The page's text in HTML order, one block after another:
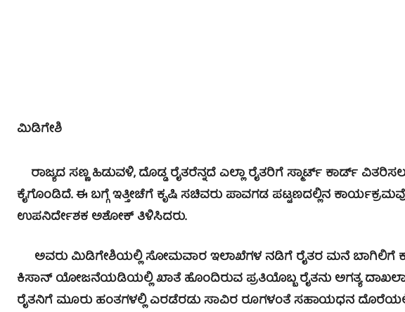
ಮಿಡಿಗೇಶಿ
ರಾಜ್ಯದ ಸಣ್ಣ ಹಿಡುವಳಿ, ದೊಡ್ಡ ರೈತರೆನ್ನದೆ ಎಲ್ಲಾ ರೈತರಿಗೆ ಸ್ಮಾರ್ಟ್ ಕಾರ್ಡ್
ಕೈಗೊಂಡಿದೆ. ಈ ಬಗ್ಗೆ ಇತ್ತೀಚೆಗೆ ಕೃಷಿ ಸಚಿವರು ಪಾವಗಡ ಪಟ್ಟಣದಲ್ಲಿನ
ಉಪನಿರ್ದೇಶಕ ಅಶೋಕ್ ತಿಳಿಸಿದರು.
ಅವರು ಮಿಡಿಗೇಶಿಯಲ್ಲಿ ಸೋಮವಾರ ಇಲಾಖೆಗಳ ನಡಿಗೆ ರೈತರ ಮನೆ ಬಾಗಿಲಿಗೆ
ಕಿಸಾನ್ ಯೋಜನೆಯಡಿಯಲ್ಲಿ ಖಾತೆ ಹೊಂದಿರುವ ಪ್ರತಿಯೊಬ್ಬ ರೈತನು ಅಗತ್ಯ
ರೈತನಿಗೆ ಮೂರು ಹಂತಗಳಲ್ಲಿ ಎರಡೆರಡು ಸಾವಿರ ರೂಗಳಂತೆ ಸಹಾಯಧನ